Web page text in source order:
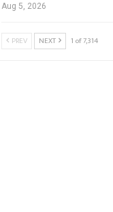
Aug 5, 2026
PREV NEXT 1 of 7,314